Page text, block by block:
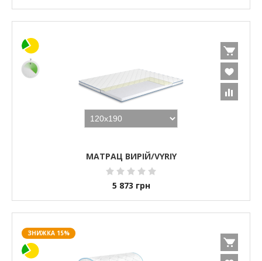
МАТРАЦ ВИРІЙ/VYRIY
5 873 грн
ЗНИЖКА 15%